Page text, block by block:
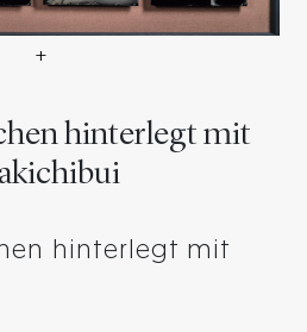
+
hinterlegt mit
hinterlegt mit